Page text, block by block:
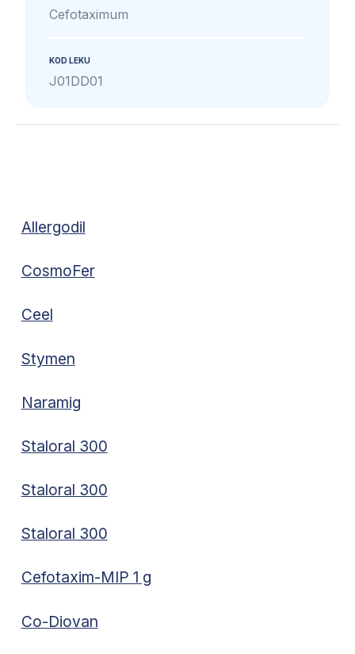
Cefotaximum
KOD LEKU
J01DD01
Allergodil
CosmoFer
Ceel
Stymen
Naramig
Staloral 300
Staloral 300
Staloral 300
Cefotaxim-MIP 1 g
Co-Diovan